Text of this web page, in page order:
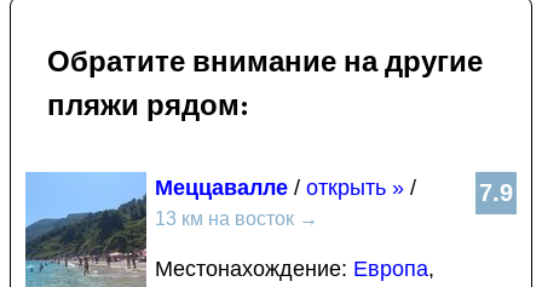
Обратите внимание на другие
пляжи рядом:
7.9
Меццавалле / открыть » /
13 км на восток →
Местонахождение: Европа,